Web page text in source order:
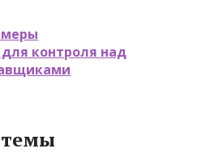
контроля над